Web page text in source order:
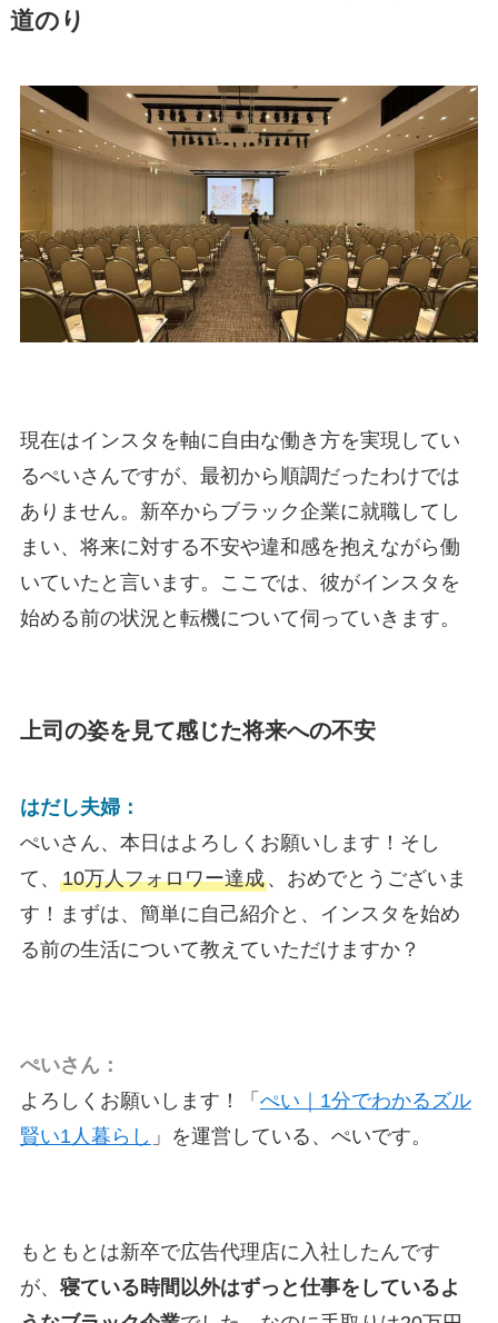
道のり
現在はインスタを軸に自由な働き方を実現してい
るぺいさんですが、最初から順調だったわけでは
ありません。新卒からブラック企業に就職してし
まい、将来に対する不安や違和感を抱えながら働
いていたと言います。ここでは、彼がインスタを
始める前の状況と転機について伺っていきます。
上司の姿を見て感じた将来への不安
はだし夫婦：
ぺいさん、本日はよろしくお願いします！そし
て、 10万人フォロワー達成、おめでとうございま
す！まずは、簡単に自己紹介と、インスタを始め
る前の生活について教えていただけますか？
ぺいさん：
よろしくお願いします！「 ぺい｜1分でわかるズル
賢い1人暮らし 」を運営している、ぺいです。
もともとは新卒で広告代理店に入社したんです
が、 寝ている時間以外はずっと仕事をしているよ